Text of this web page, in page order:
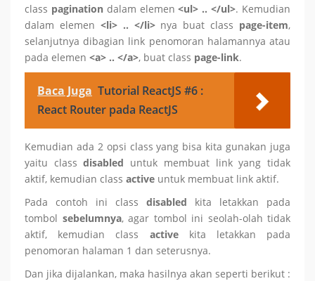
class pagination dalam elemen<ul> .. </ul>. Kemudian
dalam elemen <li> .. </li>nya buat class page-item,
selanjutnya dibagian link penomoran halamannya atau
pada elemen <a> .. </a>, buat class page-link.
Baca Juga Tutorial ReactJS #6 :
React Router pada ReactJS
Kemudian ada 2 opsi class yang bisa kita gunakan juga
yaitu classdisabled untuk membuat link yang tidak
aktif, kemudian class active untuk membuat link aktif.
Pada contoh ini class disabled kita letakkan pada
tombol sebelumnya, agar tombol ini seolah-olah tidak
aktif, kemudian class activekita letakkan pada
penomoran halaman 1 dan seterusnya.
Dan jika dijalankan, maka hasilnya akan seperti berikut :